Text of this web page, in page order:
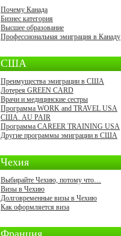
Почему Канада
Бизнес категория
Высшее образование
Профессиональная эмиграция в Канаду
США
Преимущества эмиграции в США
Лотерея GREEN CARD
Врачи и медицинские сестры
Программа WORK and TRAVEL USA
США. AU PAIR
Программа CAREER TRAINING USA
Другие программы эмиграции в США
Чехия
Выбирайте Чехию, потому что…
Визы в Чехию
Долговременные визы в Чехию
Как оформляется виза
Франция